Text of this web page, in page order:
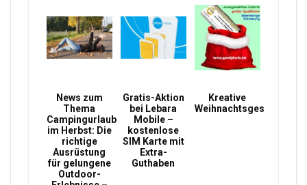
News zum
Thema
Campingurlaub
im Herbst: Die
richtige
Ausrüstung
für gelungene
Outdoor-
Gratis-Aktion
bei Lebara
Mobile –
kostenlose
SIM Karte mit
Extra-
Guthaben
Kreative
Weihnachtsgeschenke